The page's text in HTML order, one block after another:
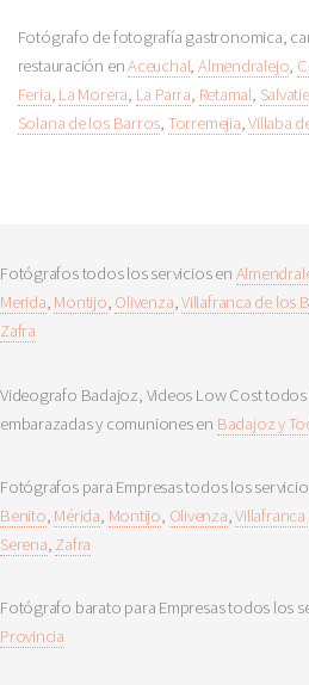
Fotógrafo de fotografía gastronomica,
restauración enAceuchal, Almendralejo,
Feria, La Morera, La Parra, Retamal,
Solana de los Barros, Torremejia,Villaba
Fotógrafos todos los servicios en
Merida, Montijo, Olivenza,Villafranca de los
Zafra
Videografo Badajoz, Videos Low Cost
embarazadas y comuniones en Badajoz y
Fotógrafos para Empresas todos los
Benito, Mérida, Montijo, Olivenza,
Serena, Zafra
Fotógrafo barato para Empresas todos los
Provincia